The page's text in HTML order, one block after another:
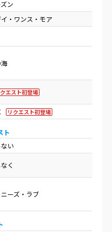
ン
・ワンス・モア
エスト初登場
リクエスト初登場
ト
い
く
ーズ・ラブ